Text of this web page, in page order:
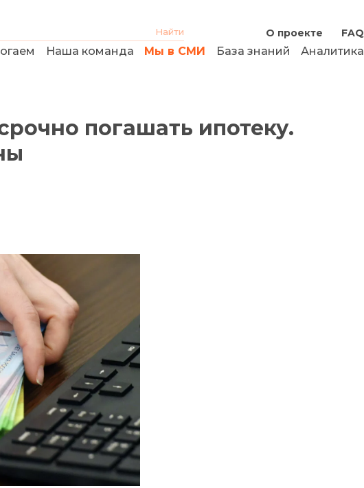
О проекте FAQ
Наша команда Мы в СМИ База знаний Аналитика
погашать ипотеку.